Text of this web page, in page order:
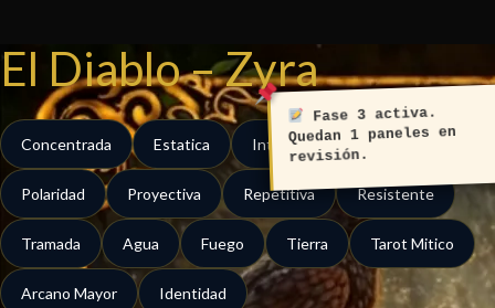
contenido
El Diablo – Zyra
Concentrada Estatica Intermitente Invasiva
Polaridad Proyectiva Repetitiva Resistente
Tramada Agua Fuego Tierra Tarot Mitico
Arcano Mayor Identidad
Fase 3 activa.
Quedan 1 paneles en
revisión.